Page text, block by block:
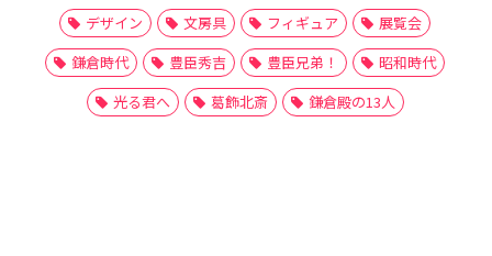
デザイン
文房具 フィギュア
展覧会
鎌倉時代
豊臣秀吉 豊臣兄弟！
昭和時代
光る君へ
葛飾北斎 鎌倉殿の13人